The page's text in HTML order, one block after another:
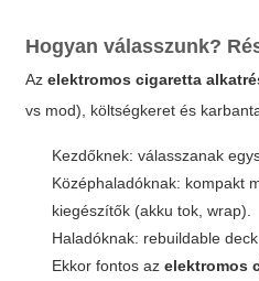
Hogyan válasszunk?
Azelektromos cigaretta
vs mod), költségkeret és
Kezdőknek: válasszanak
Középhaladóknak: kompakt
kiegészítők (akku tok, wrap).
Haladóknak: rebuildable
Ekkor fontos azelektromos